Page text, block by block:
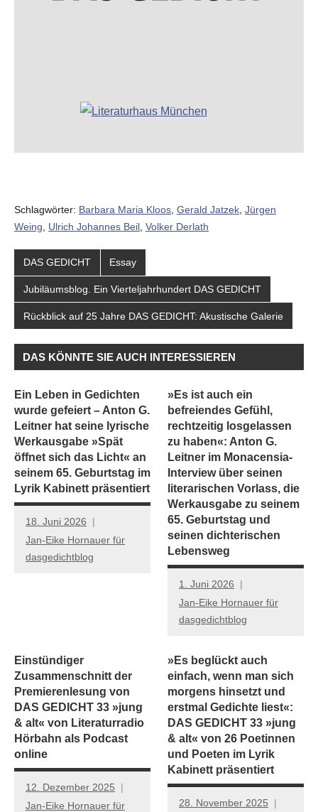
Schlagwörter: Barbara Maria Kloos Gerald Jatzek Jürgen
Weing
Ulrich Johannes Beil Volker Derlath
DAS GEDICHT Essay
Jubiläumsblog. Ein Vierteljahrhundert DAS GEDICHT
Rückblick auf 25 Jahre DAS GEDICHT: Akustische Galerie
DAS KÖNNTE SIE AUCH INTERESSIEREN
Ein Leben in Gedichten
wurde gefeiert – Anton G.
Leitner hat seine lyrische
Werkausgabe »Spät
öffnet sich das Licht« an
seinem 65. Geburtstag im
Lyrik Kabinett präsentiert
18. Juni 2026
Jan-Eike Hornauer für
dasgedichtblog
»Es ist auch ein
befreiendes Gefühl,
rechtzeitig losgelassen
zu haben«: Anton G.
Leitner im Monacensia-
Interview über seinen
literarischen Vorlass, die
Werkausgabe zu seinem
65. Geburtstag und
seinen dichterischen
Lebensweg
1. Juni 2026
Jan-Eike Hornauer für
dasgedichtblog
Einstündiger
Zusammenschnitt der
Premierenlesung von
DAS GEDICHT 33 »jung
& alt« von Literaturradio
Hörbahn als Podcast
online
12. Dezember 2025
Jan-Eike Hornauer für
»Es beglückt auch
einfach, wenn man sich
morgens hinsetzt und
erstmal Gedichte liest«:
DAS GEDICHT 33 »jung
& alt« von 26 Poetinnen
und Poeten im Lyrik
Kabinett präsentiert
28. November 2025